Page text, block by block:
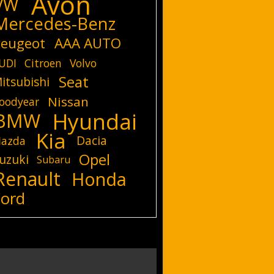
Benz
AAA AUTO
Citroen Volvo
Seat
Nissan
Hyundai
Kia
Dacia
Subaru Opel
Honda